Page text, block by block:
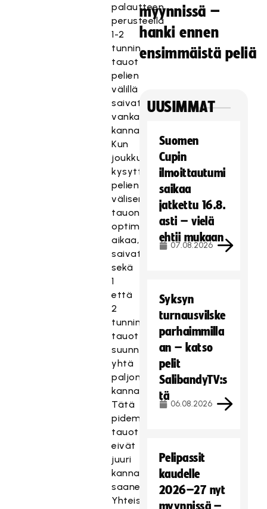
palautteen
perusteella
1-2
tunnin
tauot
pelien
välillä
saivat
vankan
kannatuksen.
Kun
joukkueilta
kysyttiin
pelien
välisen
tauon
optimaalista
aikaa,
saivat
sekä
1
että
2
tunnin
tauot
suunnilleen
yhtä
paljon
kannatusta.
Tätä
pidemmät
tauot
eivät
juuri
kannatusta
saaneet.
Yhteistä
myynnissä –
hanki ennen
ensimmäistä peliä
UUSIMMAT
Suomen
Cupin
ilmoittautumi
saikaa
jatkettu 16.8.
asti – vielä
ehtii mukaan
07.08.2026
Syksyn
turnausvilske
parhaimmilla
an – katso
pelit
SalibandyTV:s
tä
06.08.2026
Pelipassit
kaudelle
2026–27 nyt
myynnissä –